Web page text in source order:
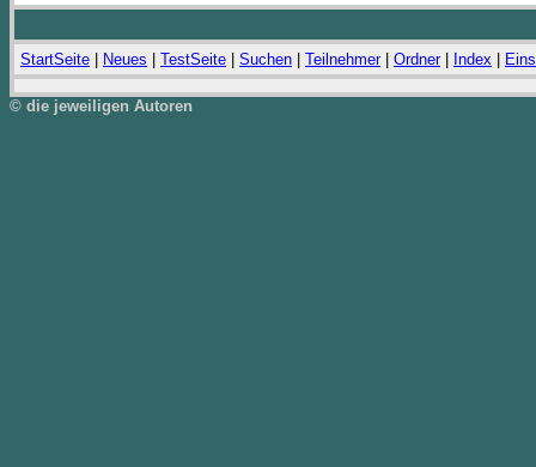
StartSeite Neues TestSeite Suchen Teilnehmer| Ordner| Index
© die jeweiligen Autoren